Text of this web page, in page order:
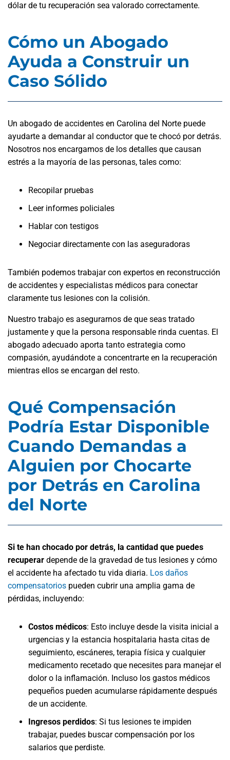
dólar de tu recuperación sea valorado correctamente.
Cómo un Abogado
Ayuda a Construir un
Caso Sólido
Un abogado de accidentes en Carolina del Norte puede
ayudarte a demandar al conductor que te chocó por detrás.
Nosotros nos encargamos de los detalles que causan
estrés a la mayoría de las personas, tales como:
Recopilar pruebas
Leer informes policiales
Hablar con testigos
Negociar directamente con las aseguradoras
También podemos trabajar con expertos en reconstrucción
de accidentes y especialistas médicos para conectar
claramente tus lesiones con la colisión.
Nuestro trabajo es asegurarnos de que seas tratado
justamente y que la persona responsable rinda cuentas. El
abogado adecuado aporta tanto estrategia como
compasión, ayudándote a concentrarte en la recuperación
mientras ellos se encargan del resto.
Qué Compensación
Podría Estar Disponible
Cuando Demandas a
Alguien por Chocarte
por Detrás en Carolina
del Norte
Si te han chocado por detrás, la cantidad que puedes
recuperar depende de la gravedad de tus lesiones y cómo
el accidente ha afectado tu vida diaria. Los daños
compensatorios pueden cubrir una amplia gama de
pérdidas, incluyendo:
Costos médicos: Esto incluye desde la visita inicial a
urgencias y la estancia hospitalaria hasta citas de
seguimiento, escáneres, terapia física y cualquier
medicamento recetado que necesites para manejar el
dolor o la inflamación. Incluso los gastos médicos
pequeños pueden acumularse rápidamente después
de un accidente.
Ingresos perdidos: Si tus lesiones te impiden
trabajar, puedes buscar compensación por los
salarios que perdiste.